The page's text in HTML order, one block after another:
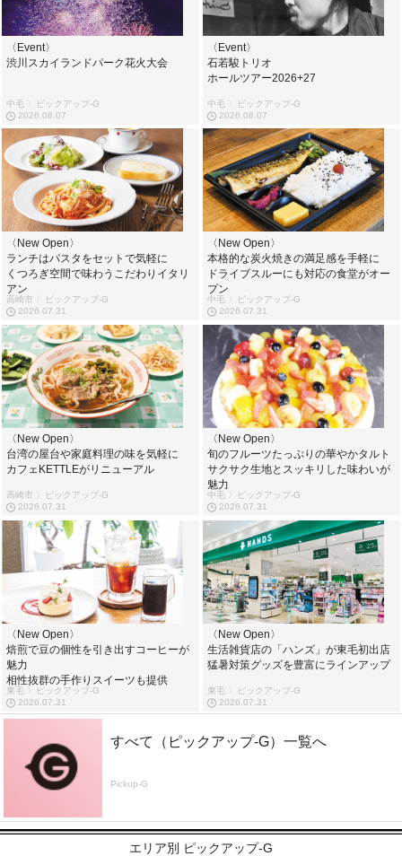
〈Event〉
渋川スカイランドパーク花火大会
中毛 〉ピックアップ-G
2026.08.07
〈Event〉
石若駿トリオ
ホールツアー2026+27
中毛 〉ピックアップ-G
2026.08.07
〈New Open〉
ランチはパスタをセットで気軽に
くつろぎ空間で味わうこだわりイタリ
アン
高崎市 〉ピックアップ-G
2026.07.31
〈New Open〉
本格的な炭火焼きの満足感を手軽に
ドライブスルーにも対応の食堂がオー
プン
中毛 〉ピックアップ-G
2026.07.31
〈New Open〉
台湾の屋台や家庭料理の味を気軽に
カフェKETTLEがリニューアル
高崎市 〉ピックアップ-G
2026.07.31
〈New Open〉
旬のフルーツたっぷりの華やかタルト
サクサク生地とスッキリした味わいが
魅力
中毛 〉ピックアップ-G
2026.07.31
〈New Open〉
焙煎で豆の個性を引き出すコーヒーが
魅力
相性抜群の手作りスイーツも提供
東毛 〉ピックアップ-G
2026.07.31
〈New Open〉
生活雑貨店の「ハンズ」が東毛初出店
猛暑対策グッズを豊富にラインアップ
東毛 〉ピックアップ-G
2026.07.31
すべて（ピックアップ-G）一覧へ
Pickup-G
エリア別 ピックアップ-G